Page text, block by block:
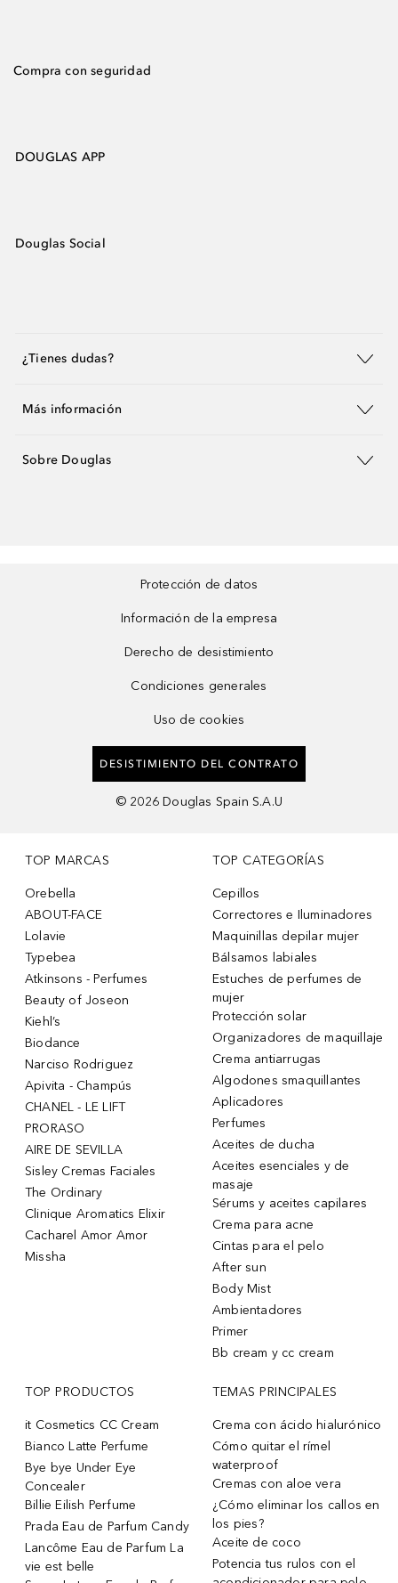
Compra con seguridad
DOUGLAS APP
Douglas Social
¿Tienes dudas?
Más información
Sobre Douglas
Protección de datos
Información de la empresa
Derecho de desistimiento
Condiciones generales
Uso de cookies
DESISTIMIENTO DEL CONTRATO
© 2026 Douglas Spain S.A.U
TOP MARCAS
Orebella
ABOUT-FACE
Lolavie
Typebea
Atkinsons - Perfumes
Beauty of Joseon
Kiehl’s
Biodance
Narciso Rodriguez
Apivita - Champús
CHANEL - LE LIFT
PRORASO
AIRE DE SEVILLA
Sisley Cremas Faciales
The Ordinary
Clinique Aromatics Elixir
Cacharel Amor Amor
Missha
TOP CATEGORÍAS
Cepillos
Correctores e Iluminadores
Maquinillas depilar mujer
Bálsamos labiales
Estuches de perfumes de
mujer
Protección solar
Organizadores de maquillaje
Crema antiarrugas
Algodones smaquillantes
Aplicadores
Perfumes
Aceites de ducha
Aceites esenciales y de
masaje
Sérums y aceites capilares
Crema para acne
Cintas para el pelo
After sun
Body Mist
Ambientadores
Primer
Bb cream y cc cream
TOP PRODUCTOS
it Cosmetics CC Cream
Bianco Latte Perfume
Bye bye Under Eye
Concealer
Billie Eilish Perfume
Prada Eau de Parfum Candy
Lancôme Eau de Parfum La
vie est belle
TEMAS PRINCIPALES
Crema con ácido hialurónico
Cómo quitar el rímel
waterproof
Cremas con aloe vera
¿Cómo eliminar los callos en
los pies?
Aceite de coco
Potencia tus rulos con el